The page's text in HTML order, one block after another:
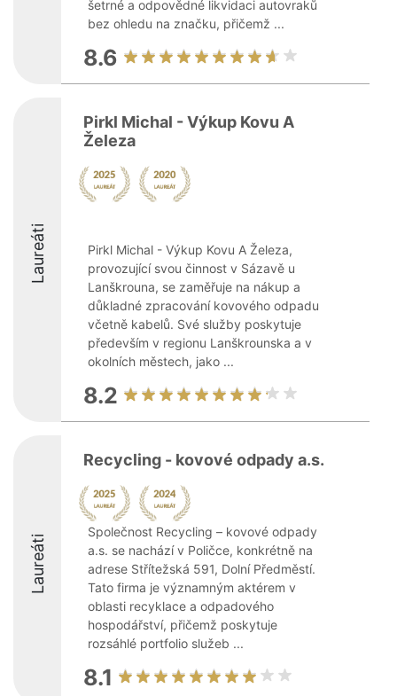
šetrné a odpovědné likvidaci autovraků
bez ohledu na značku, přičemž ...
8.6
Laureáti
Pirkl Michal - Výkup Kovu A
Železa
Pirkl Michal - Výkup Kovu A Železa,
provozující svou činnost v Sázavě u
Lanškrouna, se zaměřuje na nákup a
důkladné zpracování kovového odpadu
včetně kabelů. Své služby poskytuje
především v regionu Lanškrounska a v
okolních městech, jako ...
8.2
Laureáti
Recycling - kovové odpady a.s.
Společnost Recycling – kovové odpady
a.s. se nachází v Poličce, konkrétně na
adrese Střítežská 591, Dolní Předměstí.
Tato firma je významným aktérem v
oblasti recyklace a odpadového
hospodářství, přičemž poskytuje
rozsáhlé portfolio služeb ...
8.1